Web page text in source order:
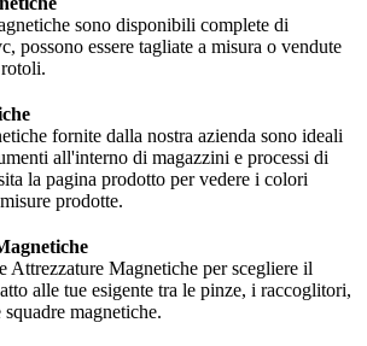
sono disponibili complete di
possono essere tagliate a misura o vendute
fornite dalla nostra azienda sono ideali
all'interno di magazzini e processi di
la pagina prodotto per vedere i colori
prodotte.
Attrezzature Magnetiche per scegliere il
alle tue esigente tra le pinze, i raccoglitori,
magnetiche.